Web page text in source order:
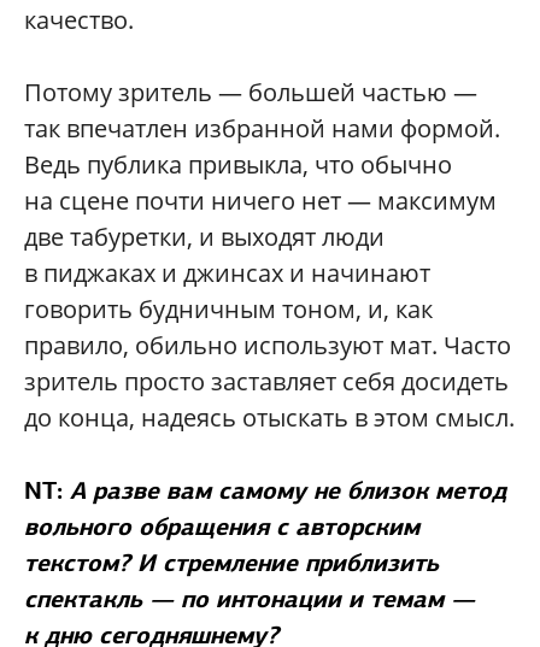
качество.
Потому зритель — большей частью —
так впечатлен избранной нами формой.
Ведь публика привыкла, что обычно
на сцене почти ничего нет — максимум
две табуретки, и выходят люди
в пиджаках и джинсах и начинают
говорить будничным тоном, и, как
правило, обильно используют мат. Часто
зритель просто заставляет себя досидеть
до конца, надеясь отыскать в этом смысл.
NT: А разве вам самому не близок метод
вольного обращения с авторским
текстом? И стремление приблизить
спектакль — по интонации и темам —
к дню сегодняшнему?